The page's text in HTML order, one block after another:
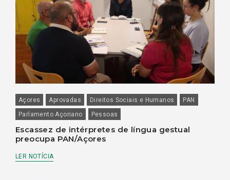
Açores Aprovadas Direitos Sociais e Humanos
PAN
Parlamento Açoriano
Pessoas
Escassez de intérpretes de língua gestual
preocupa PAN/Açores
LER NOTÍCIA